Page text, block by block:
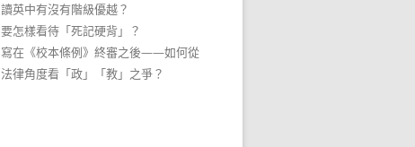
讀英中有沒有階級優越？
要怎樣看待「死記硬背」？
寫在《校本條例》終審之後——如何從
法律角度看「政」「教」之爭？